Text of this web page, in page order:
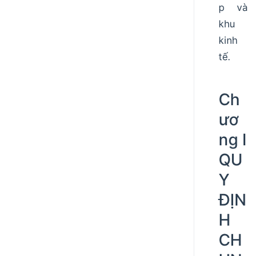
p và
khu
kinh
tế.
Ch
ươ
ng I
QU
Y
ĐỊN
H
CH